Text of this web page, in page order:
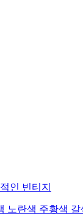
인 빈티지
노란색 주황색